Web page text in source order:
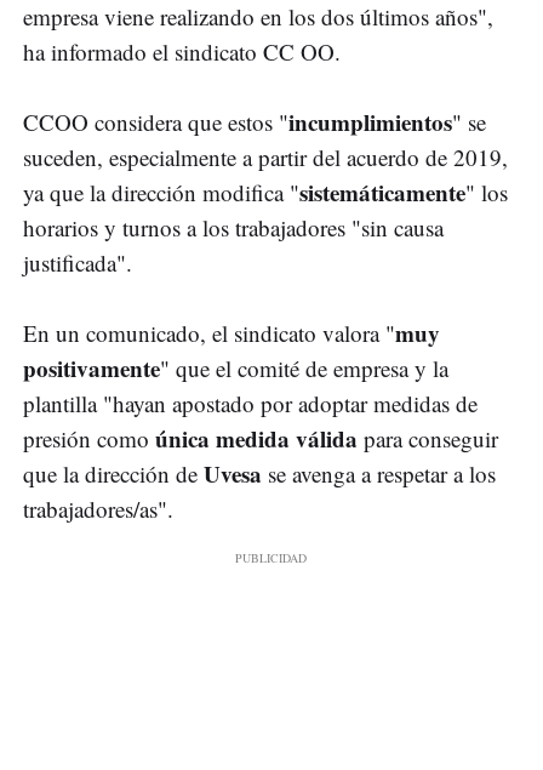
empresa viene realizando en los dos últimos años",
ha informado el sindicato CC OO.
CCOO considera que estos "incumplimientos" se
suceden, especialmente a partir del acuerdo de 2019,
ya que la dirección modifica "sistemáticamente" los
horarios y turnos a los trabajadores "sin causa
justificada".
En un comunicado, el sindicato valora "muy
positivamente" que el comité de empresa y la
plantilla "hayan apostado por adoptar medidas de
presión como única medida válida para conseguir
que la dirección de Uvesa se avenga a respetar a los
trabajadores/as".